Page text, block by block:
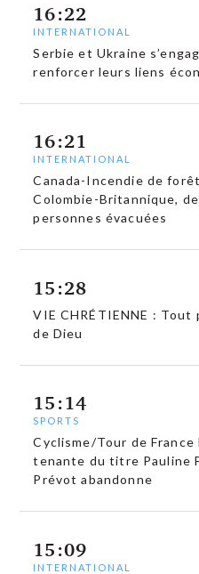
16:22
INTERNATIONAL
Serbie et Ukraine
renforcer leurs liens
16:21
INTERNATIONAL
Canada-Incendie de
Colombie-Britannique,
personnes évacuées
15:28
VIE CHRÉTIENNE : Tout
de Dieu
15:14
SPORTS
Cyclisme/Tour de France
tenante du titre Pauline
Prévot abandonne
15:09
INTERNATIONAL